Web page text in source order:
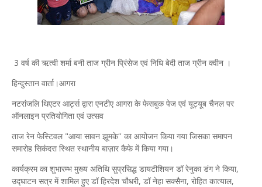
3 वर्ष की ऋत्वी शर्मा बनी ताज ग्रीन प्रिंसेज एवं निधि बेदी ताज ग्रीन क्वीन ।
हिन्दुस्तान वार्ता।आगरा
नटरांजलि थिएटर आर्ट्स द्वारा एनटीए आगरा के फेसबुक पेज एवं यूट्यूब चैनल पर
ऑनलाइन प्रतियोगिता एवं उत्सव
ताज रेन फेस्टिवल "आया सावन झूमके'' का आयोजन किया गया जिसका समापन
समारोह सिकंदरा स्थित स्थानीय बाज़ार कैफे में किया गया।
कार्यक्रम का शुभारम्भ मुख्य अतिथि सुप्रसिद्ध डायटीशियन डॉ रेनुका डंग ने किया,
उद्घाटन सत्र में शामिल हुए डॉ हिरदेश चौधरी, डॉ नेहा सक्सैना, रोहित कात्याल,